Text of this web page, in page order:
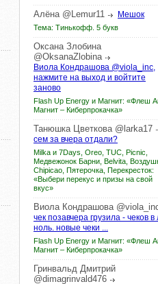
Алёна @Lemur11 Мешок
Тема: Тинькофф. 5 букв
Оксана Злобина
@OksanaZlobina
Виола Кондрашова @viola_inc,
нажмите на выход и войтите
заново
Flash Up Energy и Магнит: «Флеш
Магнит – Киберпрокачка»
Танюшка Цветкова @larka17
сем за вчера отдали?
Milka и 7Days, Oreo, TUC, Picnic,
Медвежонок Барни, Belvita,
Chipicao, Пятерочка, Перекресток:
«Выбери перекус и призы на свой
вкус»
Виола Кондрашова
чек позавчера грузила - чеков в
ноль. новые чеки ...
Flash Up Energy и Магнит: «Флеш
Магнит – Киберпрокачка»
Гринвальд Дмитрий
@dimagrinvald476